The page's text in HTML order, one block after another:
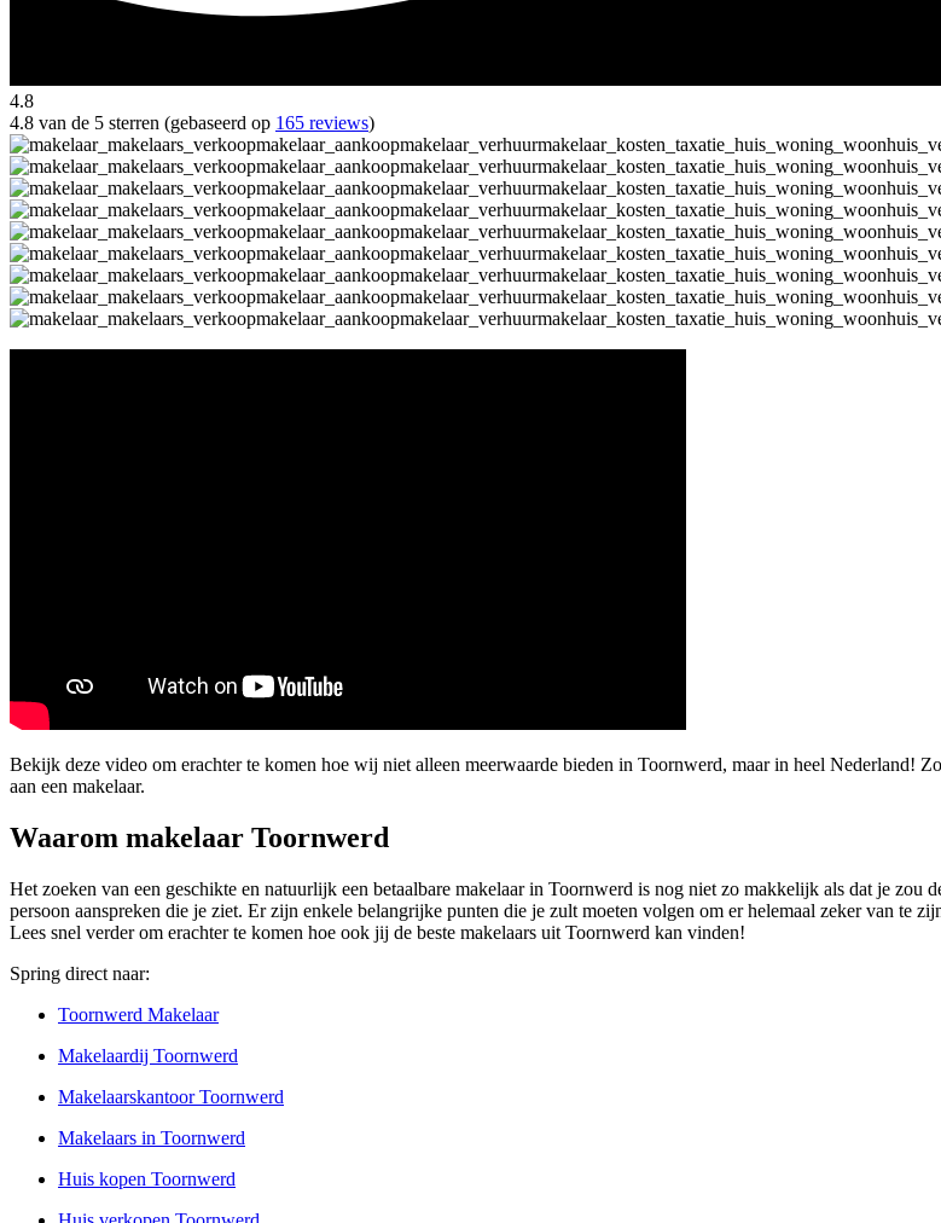
4.8
4.8 van de 5 sterren (gebaseerd op 165 reviews)
Bekijk deze video om erachter te komen hoe wij niet alleen meerwaarde bieden in Toornwerd, maar in heel Nederland!
aan een makelaar.
Waarom makelaar Toornwerd
Het zoeken van een geschikte en natuurlijk een betaalbare makelaar in Toornwerd is nog niet zo makkelijk als dat je zou
persoon aanspreken die je ziet. Er zijn enkele belangrijke punten die je zult moeten volgen om er helemaal zeker van te
Lees snel verder om erachter te komen hoe ook jij de beste makelaars uit Toornwerd kan vinden!
Spring direct naar:
Toornwerd Makelaar
Makelaardij Toornwerd
Makelaarskantoor Toornwerd
Makelaars in Toornwerd
Huis kopen Toornwerd